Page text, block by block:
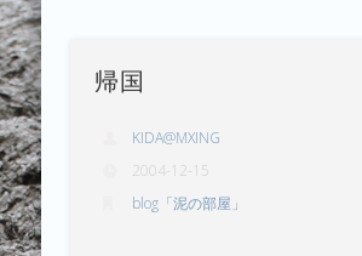
帰国
KIDA@MXING
2004-12-15
blog「泥の部屋」